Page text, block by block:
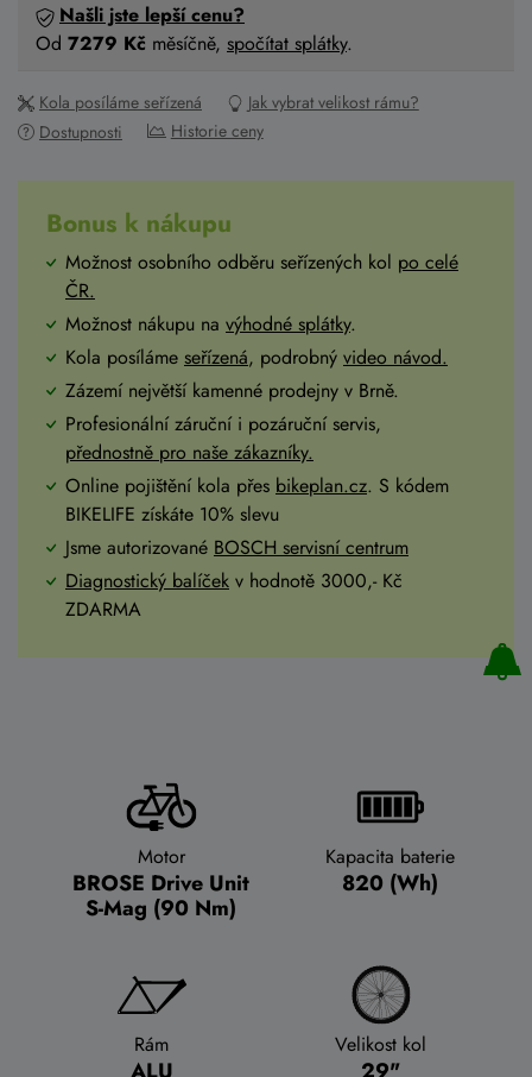
Našli jste lepší cenu?
Od 7279 Kč měsíčně, spočítat splátky.
Kola posíláme seřízená
Jak vybrat velikost rámu?
Dostupnosti
Historie ceny
Bonus k nákupu
Možnost osobního odběru seřízených kol po celé
ČR.
Možnost nákupu na výhodné splátky.
Kola posíláme seřízená, podrobný video návod.
Zázemí největší kamenné prodejny v Brně.
Profesionální záruční i pozáruční servis,
přednostně pro naše zákazníky.
Online pojištění kola přes bikeplan.cz. S kódem
BIKELIFE získáte 10% slevu
Jsme autorizované BOSCH servisní centrum
Diagnostický balíček v hodnotě 3000,- Kč
ZDARMA
Motor
BROSE Drive Unit
S-Mag (90 Nm)
Kapacita baterie
820 (Wh)
Rám Velikost kol